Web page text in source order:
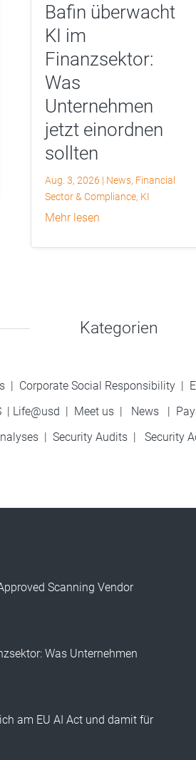
Bafin überwacht
KI im
Finanzsektor:
Was
Unternehmen
jetzt einordnen
sollten
Aug. 3, 2026 | News, Financial
Sector & Compliance, KI
mehr lesen
Kategorien
| Corporate Social Responsibility|
| Life@usd | Meet us| News |
| Security Audits| Security
Scanning Vendor
Was Unternehmen
am EU AI Act und damit für